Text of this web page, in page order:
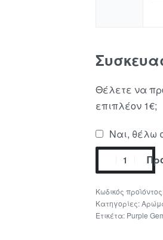
Θέλετε να
επιπλέον 1€;
Ναι, θέλω
Κατηγορίες:
Ετικέτα: Purple